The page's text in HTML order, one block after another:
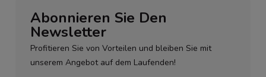
Abonnieren Sie Den
Newsletter
Profitieren Sie von Vorteilen und bleiben Sie mit
unserem Angebot auf dem Laufenden!